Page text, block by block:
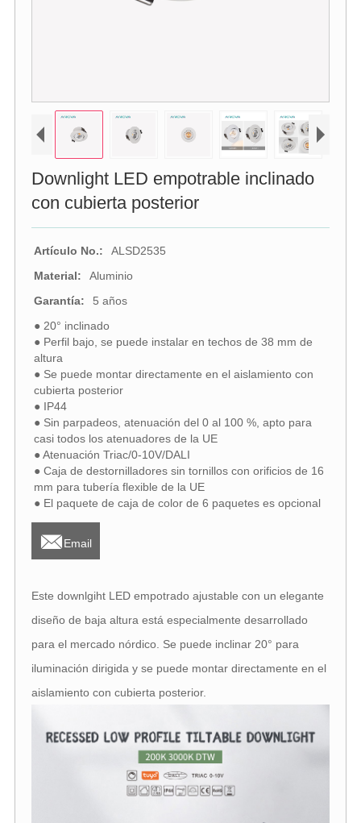
Downlight LED empotrable inclinado
con cubierta posterior
Artículo No.:
ALSD2535
Material:
Aluminio
Garantía:
5 años
● 20° inclinado
● Perfil bajo, se puede instalar en techos de 38 mm de
altura
● Se puede montar directamente en el aislamiento con
cubierta posterior
● IP44
● Sin parpadeos, atenuación del 0 al 100 %, apto para
casi todos los atenuadores de la UE
● Atenuación Triac/0-10V/DALI
● Caja de destornilladores sin tornillos con orificios de 16
mm para tubería flexible de la UE
● El paquete de caja de color de 6 paquetes es opcional
Email
Este downlgiht LED empotrado ajustable con un elegante
diseño de baja altura está especialmente desarrollado
para el mercado nórdico. Se puede inclinar 20° para
iluminación dirigida y se puede montar directamente en el
aislamiento con cubierta posterior.